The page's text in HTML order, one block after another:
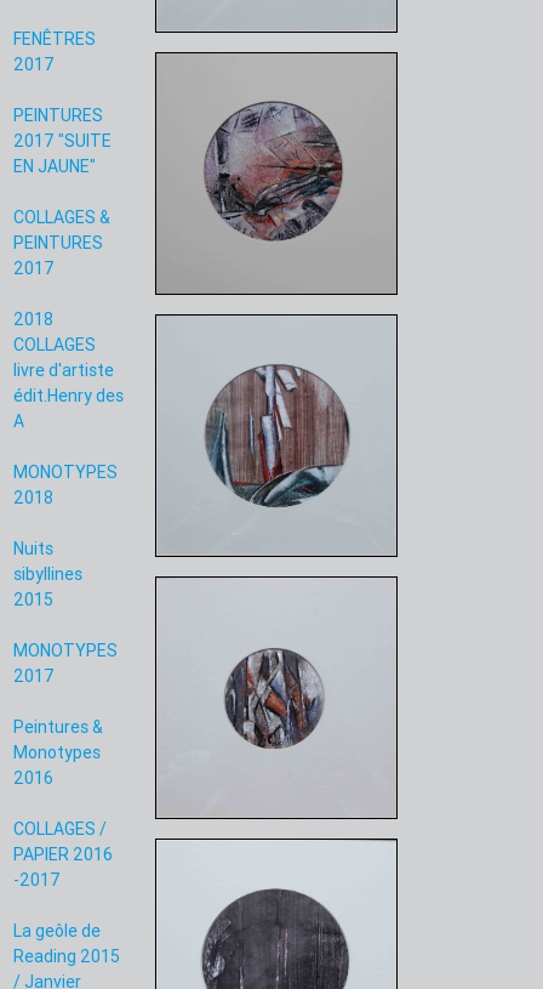
FENÊTRES
2017
PEINTURES
2017 "SUITE
EN JAUNE"
COLLAGES &
PEINTURES
2017
2018
COLLAGES
livre d'artiste
édit.Henry des
A
MONOTYPES
2018
Nuits
sibyllines
2015
MONOTYPES
2017
Peintures &
Monotypes
2016
COLLAGES /
PAPIER 2016
-2017
La geôle de
Reading 2015
/ Janvier